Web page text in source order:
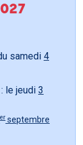
samedi 4
: le jeudi 3
er septembre